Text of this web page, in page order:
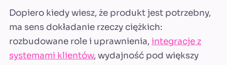
Dopiero kiedy wiesz, że produkt jest potrzebny,
ma sens dokładanie rzeczy ciężkich:
rozbudowane role i uprawnienia,integracje z
systemami klientów, wydajność pod większy